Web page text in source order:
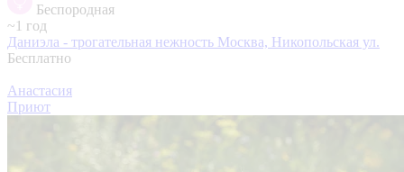
Беспородная
~1 год
Даниэла - трогательная нежность Москва, Никопольская ул.
Бесплатно
Анастасия
Приют